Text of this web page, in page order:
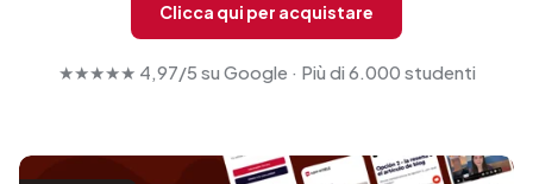
Clicca qui per acquistare
★★★★★ 4,97/5 su Google · Più di 6.000 studenti